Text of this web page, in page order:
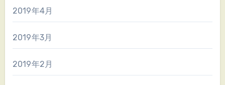
2019年4月
2019年3月
2019年2月